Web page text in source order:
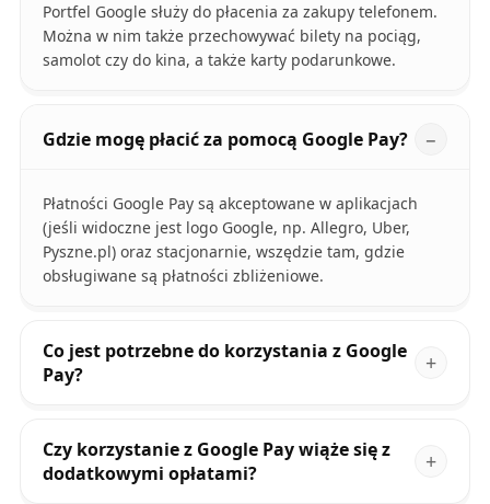
Portfel Google służy do płacenia za zakupy telefonem.
Można w nim także przechowywać bilety na pociąg,
samolot czy do kina, a także karty podarunkowe.
Gdzie mogę płacić za pomocą Google Pay?
Płatności Google Pay są akceptowane w aplikacjach
(jeśli widoczne jest logo Google, np. Allegro, Uber,
Pyszne.pl) oraz stacjonarnie, wszędzie tam, gdzie
obsługiwane są płatności zbliżeniowe.
Co jest potrzebne do korzystania z Google
Pay?
Czy korzystanie z Google Pay wiąże się z
dodatkowymi opłatami?